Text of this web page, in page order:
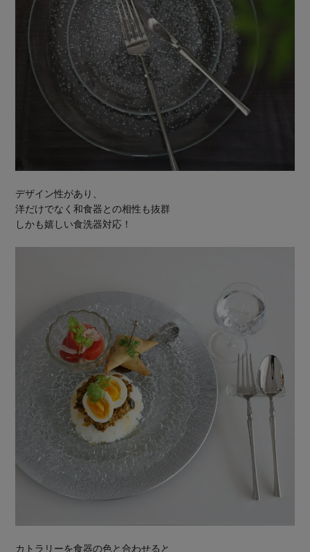
デザイン性があり、
洋だけでなく和食器との相性も抜群
しかも嬉しい食洗器対応！
カトラリーを食器の色と合わせると